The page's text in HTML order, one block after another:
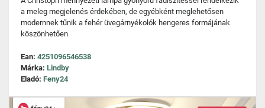
a meleg megjelenés érdekében, de egyébként meglehetősen
modernnek tűnik a fehér üvegárnyékolók hengeres formájának
köszönhetően
Ean: 4251096546538
Márka: Lindby
Eladó: Feny24